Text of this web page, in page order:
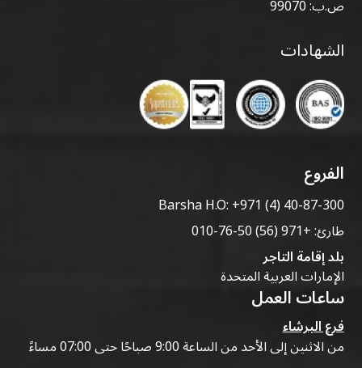
ص.ب: 99070
الشهادات
الفروع
Barsha H.O:+971 (4) 40-87-300
طارئ:+971 (56) 50-76-010
بلد إقامة التاجر
الإمارات العربية المتحدة
ساعات العمل
فرع البرشاء
من الاثنين إلى الأحد من الساعة 9:00 صباحًا حتى 07:00 مساءً